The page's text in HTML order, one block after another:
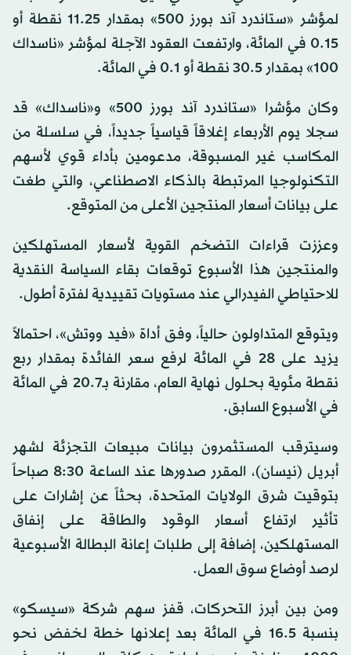
لمؤشر «ستاندرد آند بورز 500» بمقدار 11.25 نقطة أو
0.15 في المائة، وارتفعت العقود الآجلة لمؤشر «ناسداك
100» بمقدار 30.5 نقطة أو 0.1 في المائة.
وكان مؤشرا «ستاندرد آند بورز 500» و«ناسداك» قد
سجلا يوم الأربعاء إغلاقاً قياسياً جديداً، في سلسلة من
المكاسب غير المسبوقة، مدعومين بأداء قوي لأسهم
التكنولوجيا المرتبطة بالذكاء الاصطناعي، والتي طغت
على بيانات أسعار المنتجين الأعلى من المتوقع.
وعززت قراءات التضخم القوية لأسعار المستهلكين
والمنتجين هذا الأسبوع توقعات بقاء السياسة النقدية
للاحتياطي الفيدرالي عند مستويات تقييدية لفترة أطول.
ويتوقع المتداولون حالياً، وفق أداة «فيد ووتش»، احتمالاً
يزيد على 28 في المائة لرفع سعر الفائدة بمقدار ربع
نقطة مئوية بحلول نهاية العام، مقارنة بـ20.7 في المائة
في الأسبوع السابق.
وسيترقب المستثمرون بيانات مبيعات التجزئة لشهر
أبريل (نيسان)، المقرر صدورها عند الساعة 8:30 صباحاً
بتوقيت شرق الولايات المتحدة، بحثاً عن إشارات على
تأثير ارتفاع أسعار الوقود والطاقة على إنفاق
المستهلكين، إضافة إلى طلبات إعانة البطالة الأسبوعية
لرصد أوضاع سوق العمل.
ومن بين أبرز التحركات، قفز سهم شركة «سيسكو»
بنسبة 16.5 في المائة بعد إعلانها خطة لخفض نحو